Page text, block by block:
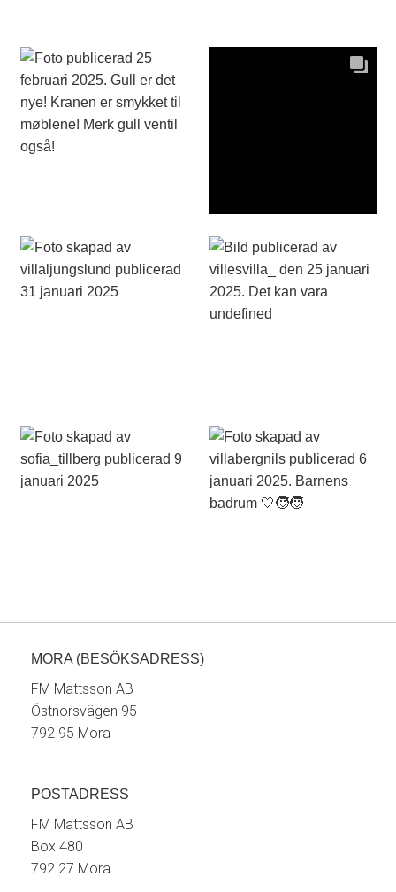
MORA (BESÖKSADRESS)
FM Mattsson AB
Östnorsvägen 95
792 95 Mora
POSTADRESS
FM Mattsson AB
Box 480
792 27 Mora